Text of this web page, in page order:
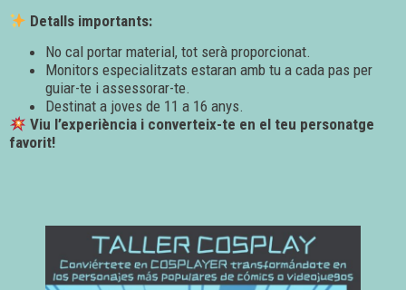
Detalls importants:
No cal portar material, tot serà proporcionat.
Monitors especialitzats estaran amb tu a cada pas per
guiar-te i assessorar-te.
Destinat a joves de 11 a 16 anys.
Viu l’experiència i converteix-te en el teu personatge
favorit!